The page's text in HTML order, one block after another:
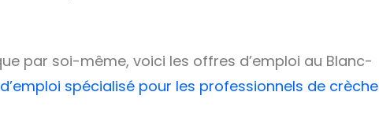
par soi-même, voici les offres d’emploi au Blanc-
spécialisé pour les professionnels de crèche